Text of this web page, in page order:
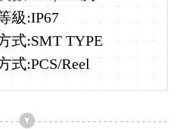
級:IP67
式:SMT TYPE
式:PCS/Reel